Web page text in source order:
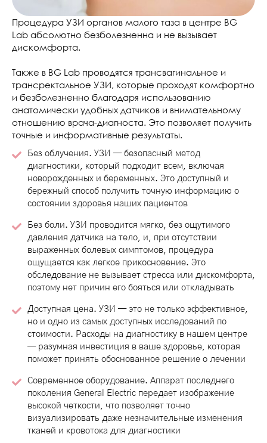
Процедура УЗИ органов малого таза в центре BG
Lab абсолютно безболезненна и не вызывает
дискомфорта.
Также в BG Lab проводятся трансвагинальное и
трансректальное УЗИ, которые проходят комфортно
и безболезненно благодаря использованию
анатомически удобных датчиков и внимательному
отношению врача-диагноста. Это позволяет получить
точные и информативные результаты.
Без облучения. УЗИ — безопасный метод
диагностики, который подходит всем, включая
новорожденных и беременных. Это доступный и
бережный способ получить точную информацию о
состоянии здоровья наших пациентов
Без боли. УЗИ проводится мягко, без ощутимого
давления датчика на тело, и, при отсутствии
выраженных болевых симптомов, процедура
ощущается как легкое прикосновение. Это
обследование не вызывает стресса или дискомфорта,
поэтому нет причин его бояться или откладывать
Доступная цена. УЗИ — это не только эффективное,
но и одно из самых доступных исследований по
стоимости. Расходы на диагностику в нашем центре
— разумная инвестиция в ваше здоровье, которая
поможет принять обоснованное решение о лечении
Современное оборудование. Аппарат последнего
поколения General Electric передает изображение
высокой четкости, что позволяет точно
визуализировать даже незначительные изменения
тканей и кровотока для диагностики